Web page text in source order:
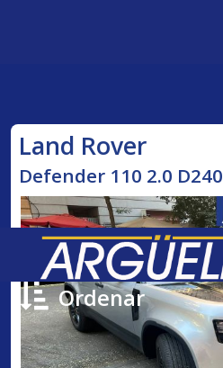
Ordenar
Land Rover
Defender 110 2.0